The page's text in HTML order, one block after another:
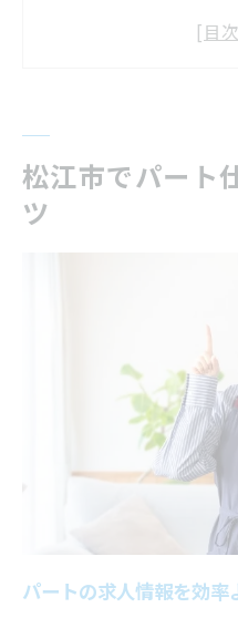
松江市で人気の
パートと家事の
扶養内で無理な
短時間・週3日
家庭の予定に合
平日のみOKな松江
松江市で平日限
土日祝休みにこ
パートシフト希
家族の予定を
方
松江市でパート
ツ
パートの求人情報を効率